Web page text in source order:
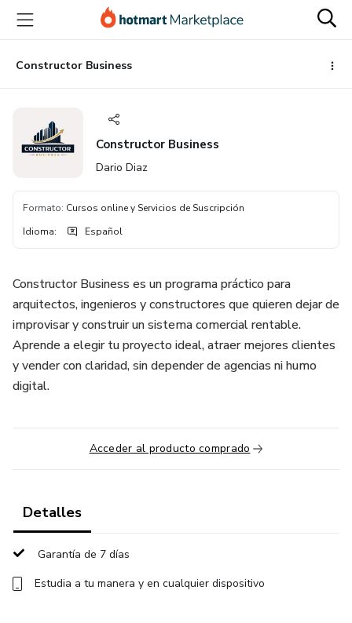
principal
página
de
página
Constructor Business
Constructor Business
Dario Diaz
Formato: Cursos online y Servicios de Suscripción
Idioma: Español
Constructor Business es un programa práctico para
arquitectos, ingenieros y constructores que quieren dejar de
improvisar y construir un sistema comercial rentable.
Aprende a elegir tu proyecto ideal, atraer mejores clientes
y vender con claridad, sin depender de agencias ni humo
digital.
Acceder al producto comprado
Detalles
Garantía de 7 días
Estudia a tu manera y en cualquier dispositivo